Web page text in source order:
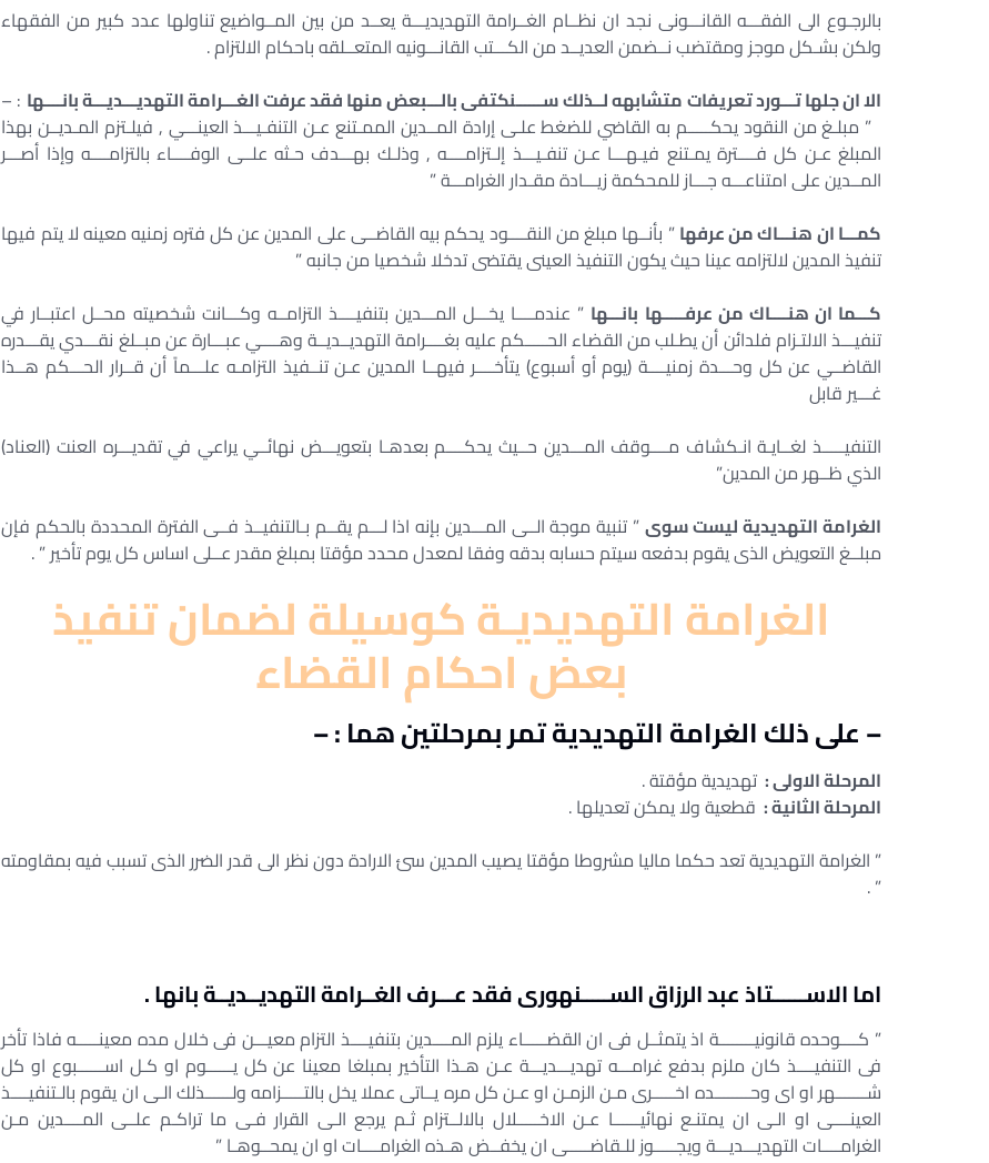
بالرجـوع الى الفقـــه القانـــونى نجد ان نظــام الغــرامة التهديديـــة يعــد من بين المــواضيع تناولها عدد كبير من الفقهاء
ولكن بشـكل موجز ومقتضب نــضمن العديــد من الكـــتب القانـــونيه المتعــلقه باحكام الالتزام .
الا ان جلها تـــورد تعريفات متشابهه لــذلك ســــــنكتفى بالـــبعض منها فقد عرفت الغـــرامة التهديـــديـــة بانــــها : –
” مبلـغ من النقود يحكـــــم به القاضي للضغط علـى إرادة المــدين الممـتنع عـن التنفـيـــذ العينـــي , فيلـتزم المـديــن بهذا
المبلغ عـن كل فــــترة يمـتنع فيـهـــا عـن تنفـيـــذ إلـتزامــــه , وذلـك بهـــدف حـثه علــى الوفــــاء بالتزامــــه وإذا أصـــر
المــدين على امتناعـــه جـــاز للمحكمة زيـــادة مقـدار الغرامـــة ”
كمـــا ان هنـــاك من عرفها” بأنــها مبلغ من النقــــود يحكم بيه القاضــى على المدين عن كل فتره زمنيه معينه لا يتم فيها
تنفيذ المدين لالتزامه عينا حيث يكون التنفيذ العينى يقتضى تدخلا شخصيا من جانبه ”
كـــما ان هنــــاك من عرفـــــها بانـــها ” عندمــــا يخـــل المـــدين بتنفيــــذ التزامــه وكـــانت شخصيته محــل اعتبــار في
تنفيـــذ الالتـزام فلدائن أن يطـلب من القضاء الحـــــكم عليه بغــــرامة التهديــديــة وهــــي عبـــارة عن مبــلغ نقـــدي يقـــدره
القاضــي عن كل وحـــدة زمنيــــة (يوم أو أسبوع) يتأخــــر فيهــا المدين عـن تنــفيذ التزامـه علـــماً أن قــرار الحـــكم هــذا
غـــير قابل
التنفيـــــذ لغــايـة انـكشاف مــــوقف المـــدين حــيث يحكــــم بعدهـا بتعويـــض نهائــي يراعي في تقديـــره العنت (العناد)
الذي ظــهر من المدين”
الغرامة التهديدية ليست سوى” تنبية موجة الــى المـــدين بإنه اذا لـــم يقــم بـالتنفيــذ فــى الفترة المحددة بالحكم فإن
مبلــغ التعويض الذى يقوم بدفعه سيتم حسابه بدقه وفقا لمعدل محدد مؤقتا بمبلغ مقدر عــلى اساس كل يوم تأخير ” .
الغرامة التهديديـة كوسيلة لضمان تنفيذ
بعض احكام القضاء
– على ذلك الغرامة التهديدية تمر بمرحلتين هما : –
المرحلة الاولى : تهديدية مؤقتة .
المرحلة الثانية : قطعية ولا يمكن تعديلها .
” الغرامة التهديدية تعد حكما ماليا مشروطا مؤقتا يصيب المدين سئ الارادة دون نظر الى قدر الضرر الذى تسبب فيه بمقاومته
” .
اما الاســــــتاذ عبد الرزاق الســـــنهورى فقد عـــرف الغــرامة التهديــديــة بانها .
” كــــوحده قانونيــــــــة اذ يتمثــل فى ان القضـــــاء يلزم المــــدين بتنفيــــذ التزام معيـــن فى خلال مده معينـــــه فاذا تأخر
فى التنفيــــذ كان ملزم بدفع غرامـــه تهديـــديـــة عـن هـذا التأخير بمبلغا معينا عن كل يــــــوم او كـل اســــــبوع او كل
شـــــــهر او اى وحــــــــده اخـــــرى مـن الزمـن او عـن كل مره يــاتى عملا يخل بالتـــــزامه ولــــــذلك الـى ان يقوم بالـتنفيــــذ
العينــــى او الـى ان يمتنـع نهائيــــــا عـن الاخـــــلال بالالــتزام ثـم يرجع الـى القرار فـى ما تراكـم علــى المــــدين مـن
الغرامــــات التهديـــديـــة ويجـــــوز للـقاضـــــى ان يخفــض هـذه الغرامــــات او ان يمحــوهـا ”